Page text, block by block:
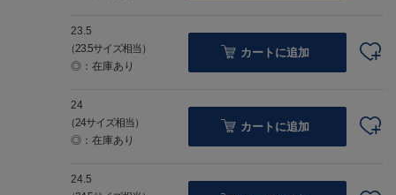
23.5
（23.5サイズ相当）
◎：在庫あり
カートに追加
24
（24サイズ相当）
◎：在庫あり
カートに追加
24.5